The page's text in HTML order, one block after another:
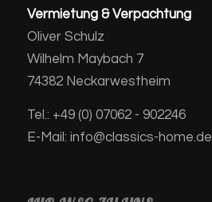
Vermietung & Verpachtung
Oliver Schulz
Wilhelm Maybach 7
74382 Neckarwestheim
Tel.: +49 (0) 07062 - 902246
E-Mail: info@classics-home.de